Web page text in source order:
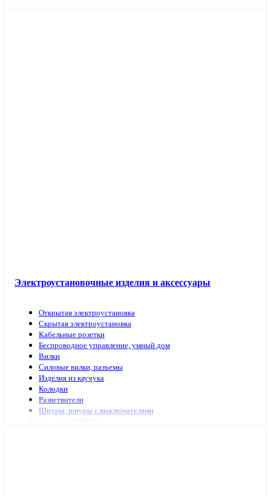
Электроустановочные изделия и аксессуары
Открытая электроустановка
Скрытая электроустановка
Кабельные розетки
Беспроводное управление, умный дом
Вилки
Силовые вилки, разъемы
Изделия из каучука
Колодки
Разветвители
Шнуры, шнуры с выключателями
Разъемы РШ-ВШ